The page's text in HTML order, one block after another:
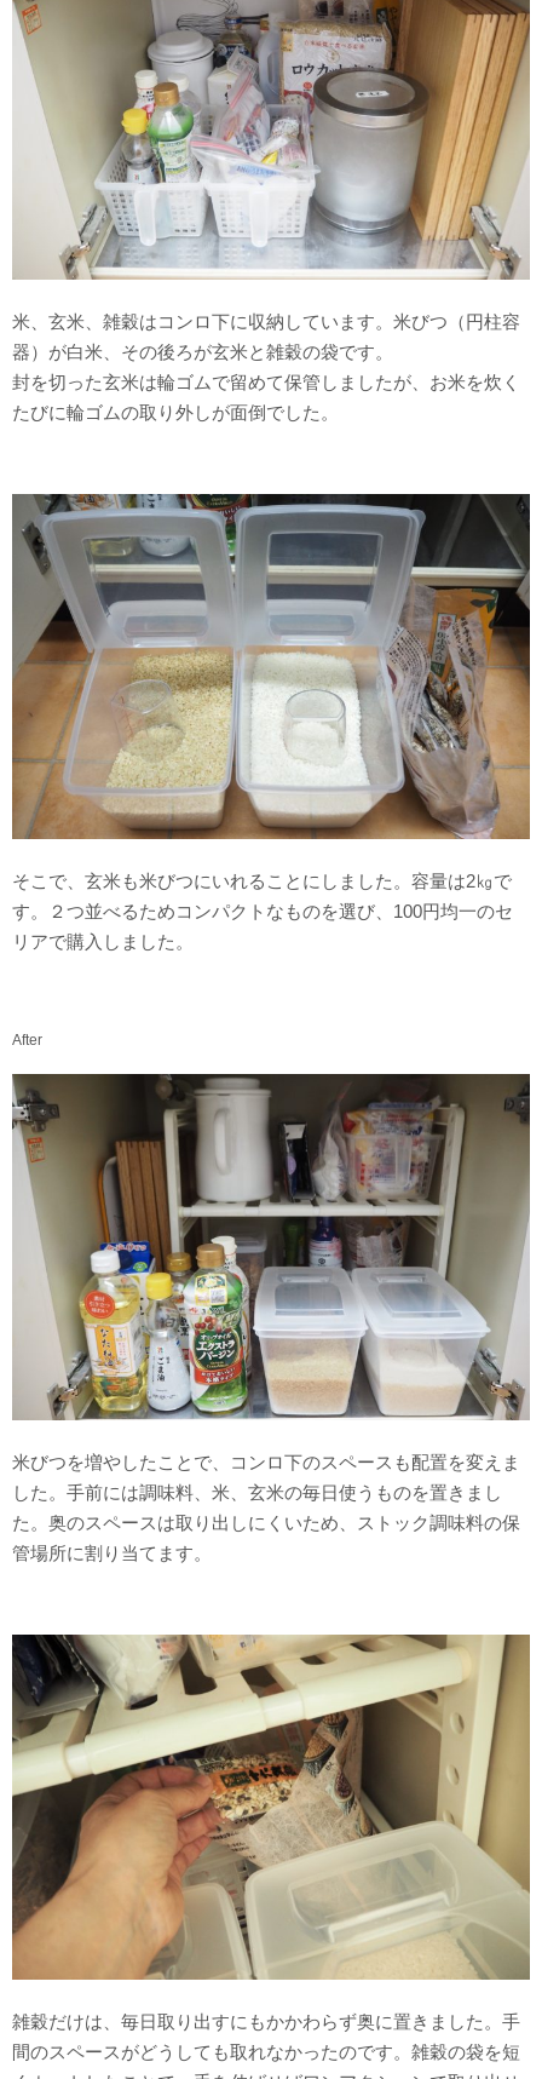
米、玄米、雑穀はコンロ下に収納しています。米びつ（円柱容
器）が白米、その後ろが玄米と雑穀の袋です。
封を切った玄米は輪ゴムで留めて保管しましたが、お米を炊く
たびに輪ゴムの取り外しが面倒でした。
そこで、玄米も米びつにいれることにしました。容量は2㎏で
す。２つ並べるためコンパクトなものを選び、100円均一のセ
リアで購入しました。
After
米びつを増やしたことで、コンロ下のスペースも配置を変えま
した。手前には調味料、米、玄米の毎日使うものを置きまし
た。奥のスペースは取り出しにくいため、ストック調味料の保
管場所に割り当てます。
雑穀だけは、毎日取り出すにもかかわらず奥に置きました。手
間のスペースがどうしても取れなかったのです。雑穀の袋を短